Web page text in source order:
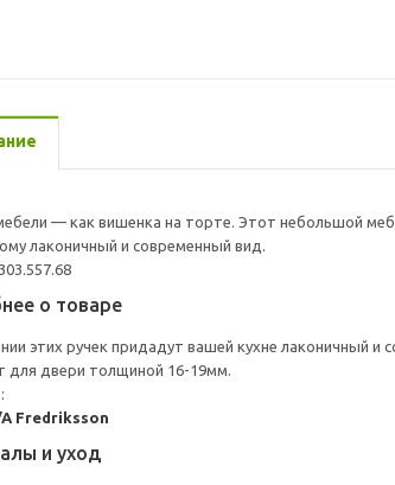
— как вишенка на торте. Этот небольшой
лаконичный и современный вид.
о товаре
этих ручек придадут вашей кухне лаконичный и
для двери толщиной 16-19мм.
Fredriksson
и уход